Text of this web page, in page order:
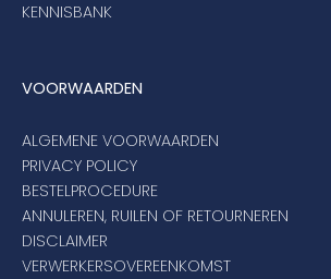
KENNISBANK
VOORWAARDEN
ALGEMENE VOORWAARDEN
PRIVACY POLICY
BESTELPROCEDURE
ANNULEREN, RUILEN OF RETOURNEREN
DISCLAIMER
VERWERKERSOVEREENKOMST